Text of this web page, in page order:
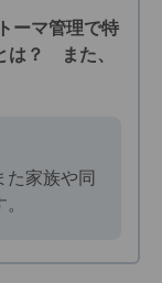
ーマ管理で特
は？ また、
た家族や同